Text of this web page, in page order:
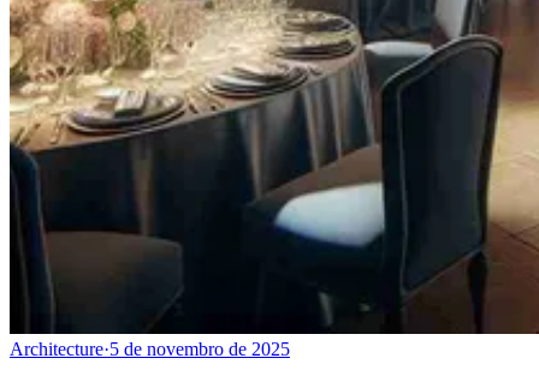
Architecture·5 de novembro de 2025